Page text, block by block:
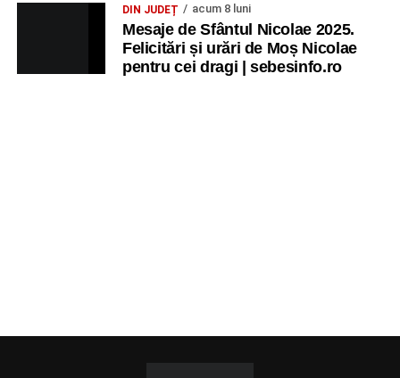
DIN JUDEȚ acum 8 luni
Mesaje de Sfântul Nicolae 2025.
Felicitări și urări de Moș Nicolae
pentru cei dragi | sebesinfo.ro